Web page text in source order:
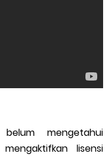
mengetahui
lisensi